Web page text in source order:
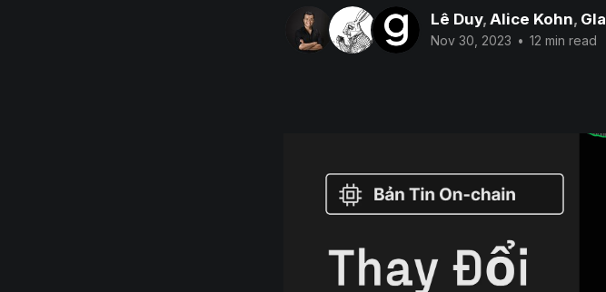
Lê Duy, Alice Kohn,
Nov 30, 2023 • 12 min read